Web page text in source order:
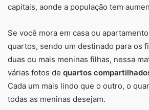
capitais, aonde a população tem
Se você mora em casa ou
quartos, sendo um destinado para os
duas ou mais meninas filhas, nessa
várias fotos de quartos
Cada um mais lindo que o outro, o
todas as meninas desejam.